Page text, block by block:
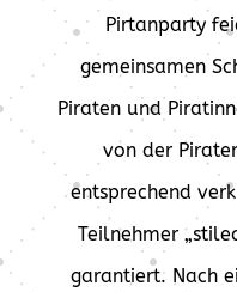
Pirtanparty
gemeinsamen
Piraten und
von der
entsprechend
Teilnehmer
garantiert. Nach